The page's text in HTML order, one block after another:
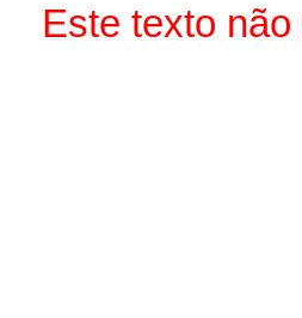
Este texto